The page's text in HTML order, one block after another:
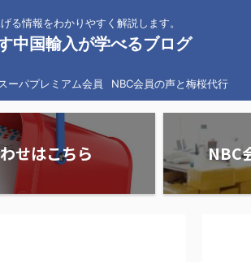
る情報をわかりやすく解説します。
中国輸入が学べるブログ
ーパプレミアム会員 NBC会員の声と梅桜代行
せはこちら NBC